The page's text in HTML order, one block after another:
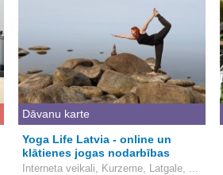
Dāvanu karte
Yoga Life Latvia - online un
klātienes jogas nodarbības
Interneta veikali, Kurzeme, Latgale, ...